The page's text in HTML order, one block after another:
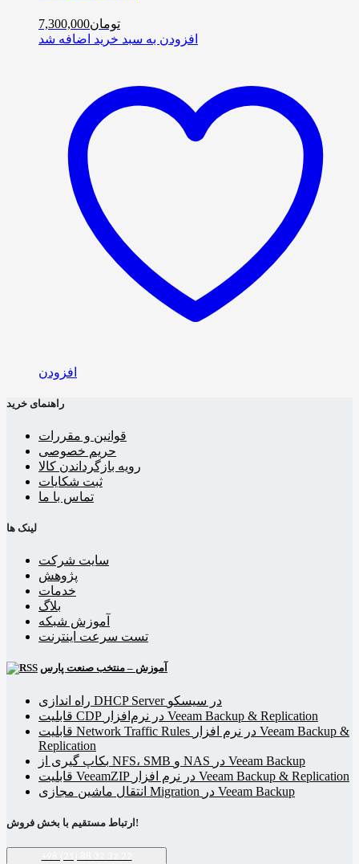
تومان7,300,000
افزودن به سبد خرید اضافه شد
افزودن
راهنمای خرید
قوانین و مقررات
حریم خصوصی
رویه بازگرداندن کالا
ثبت شکایات
تماس با ما
لینک ها
سایت شرکت
پژوهش
خدمات
بلاگ
آموزش شبکه
تست سرعت اینترنت
آموزش – منتخب صنعت پارس
راه اندازی DHCP Server در سیسکو
قابلیت CDP در نرم‌افزار Veeam Backup & Replication
قابلیت Network Traffic Rules در نرم افزار Veeam Backup &
Replication
بکاپ گیری از NFS، SMB و NAS در Veeam Backup
قابلیت VeeamZIP در نرم افزار Veeam Backup & Replication
انتقال ماشین مجازی Migration در Veeam Backup
ارتباط مستقیم با بخش فروش!